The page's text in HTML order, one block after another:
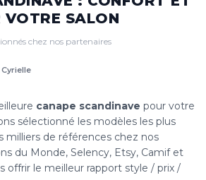
VOTRE SALON
chez nos partenaires
Cyrielle
canape scandinave pour votre
sélectionné les modèles les plus
milliers de références chez nos
du Monde, Selency, Etsy, Camif et
offrir le meilleur rapport style / prix /